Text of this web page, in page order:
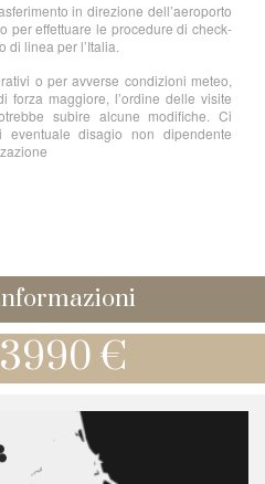
in direzione dell’aeroporto
per effettuare le procedure di check-
di linea per l’Italia.
o per avverse condizioni meteo,
forza maggiore, l’ordine delle visite
subire alcune modifiche. Ci
eventuale disagio non dipendente
3990 €